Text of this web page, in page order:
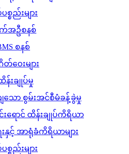
စည်းများ
အဦစနစ်
စနစ်
တ်ဝေးများ
န်းချုပ်မှု
ော စွမ်းအင်စီမံခန့်ခွဲမှု
ရောင် ထိန်းချုပ်ကိရိယာ
နှင့် အာရုံခံကိရိယာများ
စည်းများ